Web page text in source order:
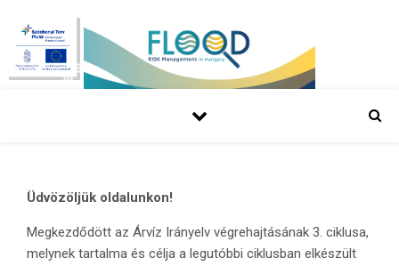
Üdvözöljük oldalunkon!
Megkezdődött az Árvíz Irányelv végrehajtásának 3. ciklusa,
melynek tartalma és célja a legutóbbi ciklusban elkészült